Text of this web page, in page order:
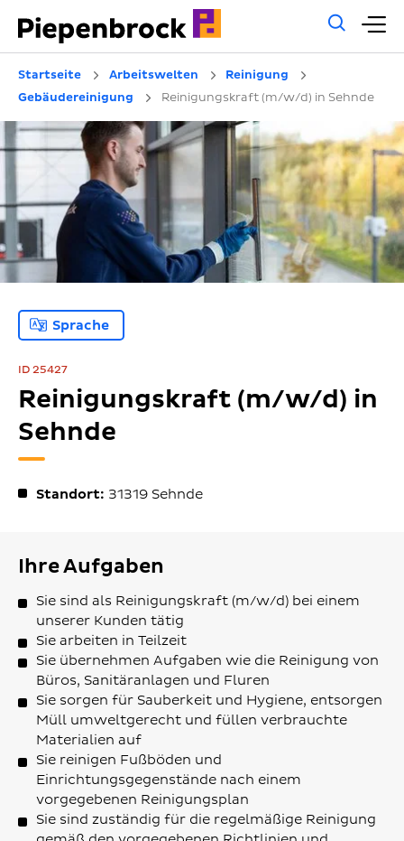
Startseite Arbeitswelten
Reinigung
Gebäudereinigung
Reinigungskraft (m/w/d) in Sehnde
Sprache
ID 25427
Reinigungskraft (m/w/d) in
Sehnde
Standort: 31319 Sehnde
Ihre Aufgaben
Sie sind als Reinigungskraft (m/w/d) bei einem
unserer Kunden tätig
Sie arbeiten in Teilzeit
Sie übernehmen Aufgaben wie die Reinigung von
Büros, Sanitäranlagen und Fluren
Sie sorgen für Sauberkeit und Hygiene, entsorgen
Müll umweltgerecht und füllen verbrauchte
Materialien auf
Sie reinigen Fußböden und
Einrichtungsgegenstände nach einem
vorgegebenen Reinigungsplan
Sie sind zuständig für die regelmäßige Reinigung